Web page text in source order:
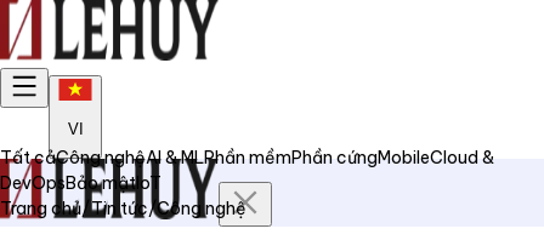
VI
Tất cảCông nghệAI & MLPhần mềmPhần cứngMobileCloud &
DevOpsBảo mậtIoT
Trang chủ/Tin tức/Công nghệ